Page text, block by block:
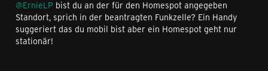
@ErnieLP bist du an der für den Homespot angegeben
Standort, sprich in der beantragten Funkzelle? Ein Handy
suggeriert das du mobil bist aber ein Homespot geht nur
stationär!